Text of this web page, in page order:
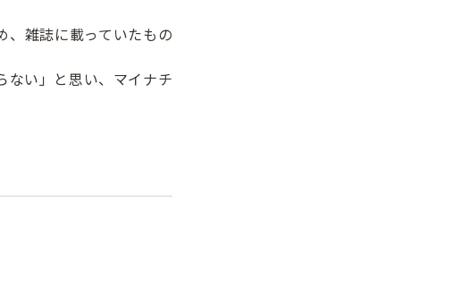
、雑誌に載っていたもの
ない」と思い、マイナチ